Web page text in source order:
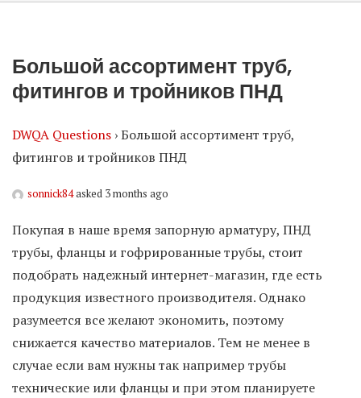
Большой ассортимент труб,
фитингов и тройников ПНД
DWQA Questions ›Большой ассортимент труб,
фитингов и тройников ПНД
sonnick84asked 3 months ago
Покупая в наше время запорную арматуру, ПНД
трубы, фланцы и гофрированные трубы, стоит
подобрать надежный интернет-магазин, где есть
продукция известного производителя. Однако
разумеется все желают экономить, поэтому
снижается качество материалов. Тем не менее в
случае если вам нужны так например трубы
технические или фланцы и при этом планируете